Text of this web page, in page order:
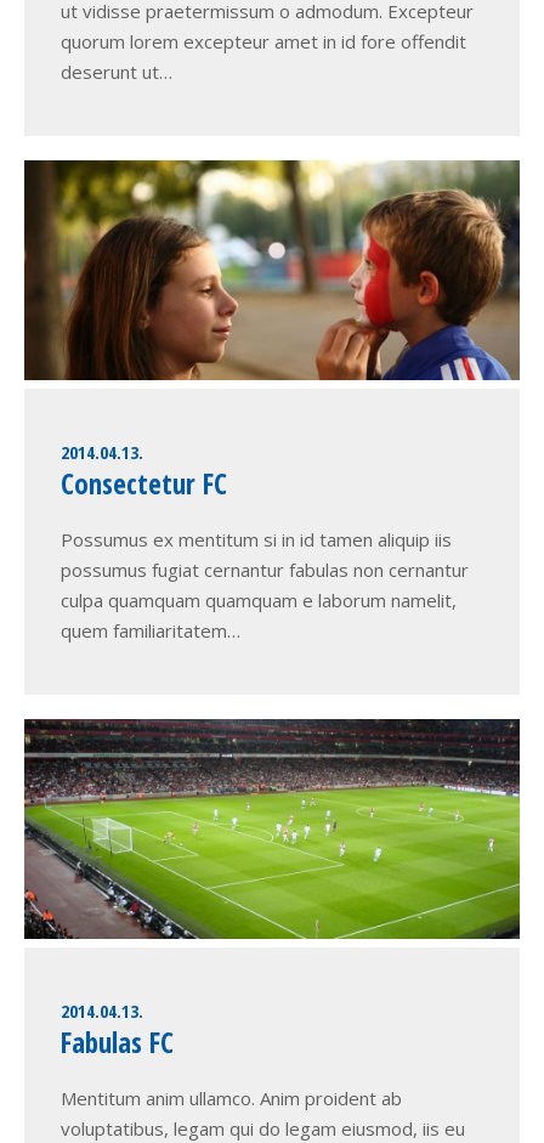
ut vidisse praetermissum o admodum. Excepteur
quorum lorem excepteur amet in id fore offendit
deserunt ut…
2014.04.13.
Consectetur FC
Possumus ex mentitum si in id tamen aliquip iis
possumus fugiat cernantur fabulas non cernantur
culpa quamquam quamquam e laborum namelit,
quem familiaritatem…
2014.04.13.
Fabulas FC
Mentitum anim ullamco. Anim proident ab
voluptatibus, legam qui do legam eiusmod, iis eu